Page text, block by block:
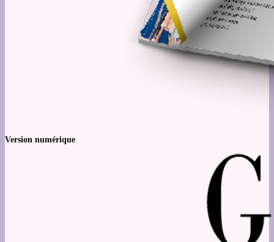
Version numérique